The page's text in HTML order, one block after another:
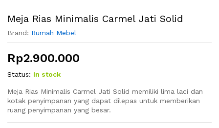
Meja Rias Minimalis Carmel Jati Solid
Brand: Rumah Mebel
Rp2.900.000
Status: In stock
Meja Rias Minimalis Carmel Jati Solid memiliki lima laci dan
kotak penyimpanan yang dapat dilepas untuk memberikan
ruang penyimpanan yang besar.